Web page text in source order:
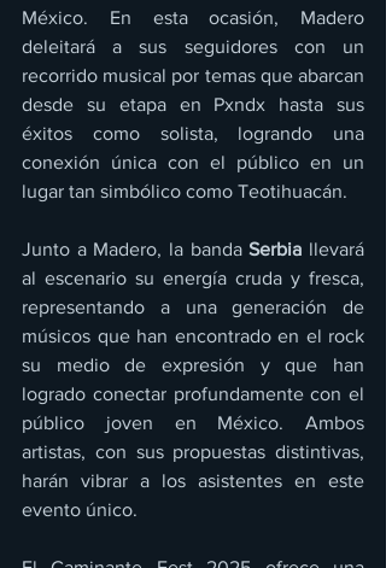
México. En esta ocasión, Madero
deleitará a sus seguidores con un
recorrido musical por temas que abarcan
desde su etapa en Pxndx hasta sus
éxitos como solista, logrando una
conexión única con el público en un
lugar tan simbólico como Teotihuacán.
Junto a Madero, la banda Serbia llevará
al escenario su energía cruda y fresca,
representando a una generación de
músicos que han encontrado en el rock
su medio de expresión y que han
logrado conectar profundamente con el
público joven en México. Ambos
artistas, con sus propuestas distintivas,
harán vibrar a los asistentes en este
evento único.